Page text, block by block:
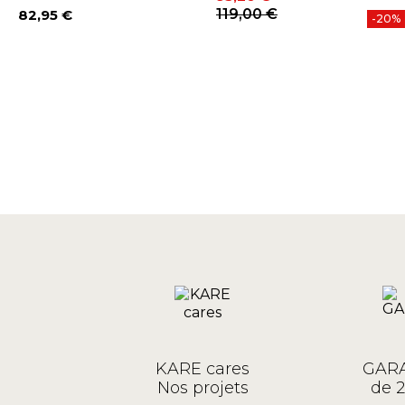
Prix
82,95 € Prix
Prix de base
119,00 € -20%
KARE cares
Nos projets
de